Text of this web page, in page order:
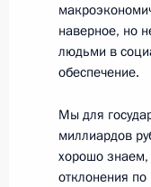
наверное, но
людьми в
обеспечение.
Мы для
миллиардов
хорошо знаем,
отклонения